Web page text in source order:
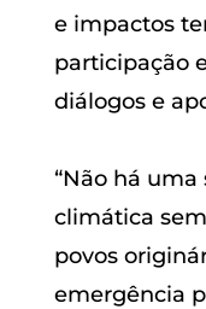
e impactos
participação
diálogos e
“Não há uma
climática
povos
emergência